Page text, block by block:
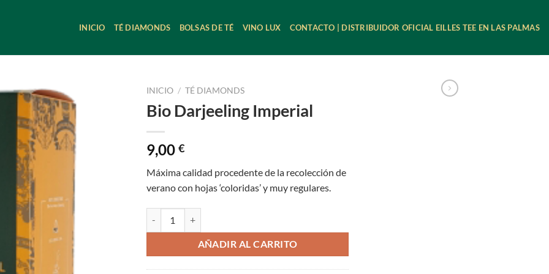
INICIO TÉ DIAMONDS BOLSAS DE TÉ VINO LUX CONTACTO | DISTRIBUIDOR OFICIAL EILLES TEE EN LAS PALMAS
INICIO / TÉ DIAMONDS
Bio Darjeeling Imperial
9,00 €
Máxima calidad procedente de la recolección de
verano con hojas ‘coloridas’ y muy regulares.
AÑADIR AL CARRITO